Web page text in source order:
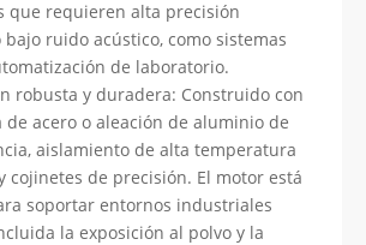
que requieren alta precisión
bajo ruido acústico, como sistemas
de laboratorio.
robusta y duradera: Construido con
de acero o aleación de aluminio de
aislamiento de alta temperatura
cojinetes de precisión. El motor está
soportar entornos industriales
la exposición al polvo y la